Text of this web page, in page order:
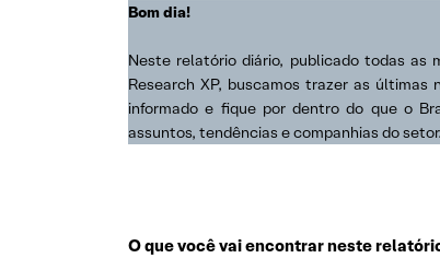
Bom dia!
Neste relatório diário, publicado todas as
Research XP, buscamos trazer as
informado e fique por dentro do que o
assuntos, tendências e companhias do setor.
O que você vai encontrar neste